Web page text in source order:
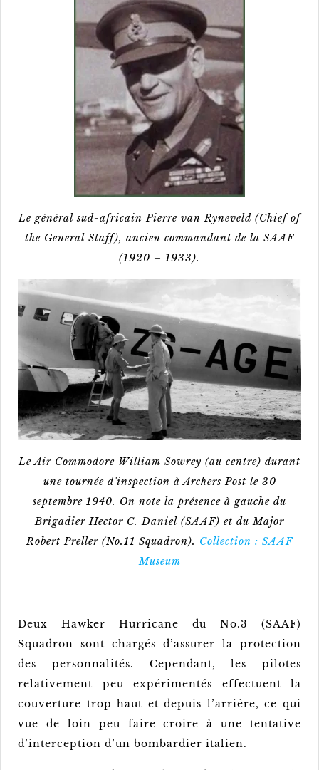
Le général sud-africain Pierre van Ryneveld (Chief of
the General Staff), ancien commandant de la SAAF
(1920 – 1933).
Le Air Commodore William Sowrey (au centre) durant
une tournée d’inspection à Archers Post le 30
septembre 1940. On note la présence à gauche du
Brigadier Hector C. Daniel (SAAF) et du Major
Robert Preller (No.11 Squadron). Collection : SAAF
Museum
Deux Hawker Hurricane du No.3 (SAAF)
Squadron sont chargés d’assurer la protection
des personnalités. Cependant, les pilotes
relativement peu expérimentés effectuent la
couverture trop haut et depuis l’arrière, ce qui
vue de loin peu faire croire à une tentative
d’interception d’un bombardier italien.